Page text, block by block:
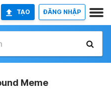
TẠO ĐĂNG NHẬP
Meme